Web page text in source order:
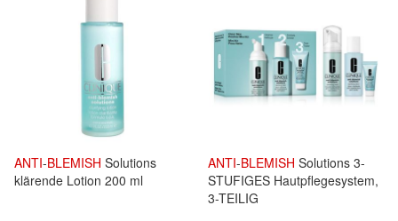
ANTI-BLEMISH Solutions
klärende Lotion 200 ml
ANTI-BLEMISH Solutions 3-
STUFIGES Hautpflegesystem,
3-TEILIG